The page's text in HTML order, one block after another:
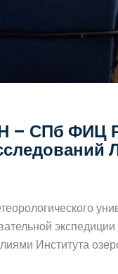
– СПб ФИЦ
Института